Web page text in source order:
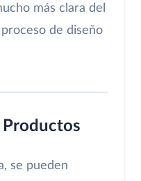
más clara del
de diseño
Productos
se pueden